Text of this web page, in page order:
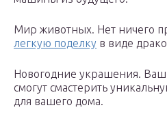
Мир животных. Нет ничего
легкую поделку в виде
Новогодние украшения.
смогут смастерить
для вашего дома.